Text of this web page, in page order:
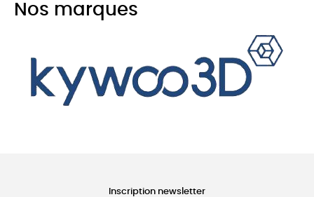
Nos marques
Inscription newsletter